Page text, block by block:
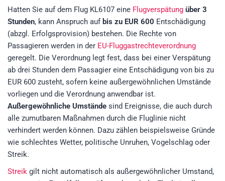
Hatten Sie auf dem Flug KL6107 eine Flugverspätung über 3
Stunden, kann Anspruch auf bis zu EUR 600 Entschädigung
(abzgl. Erfolgsprovision) bestehen. Die Rechte von
Passagieren werden in der EU-Fluggastrechteverordnung
geregelt. Die Verordnung legt fest, dass bei einer Verspätung
ab drei Stunden dem Passagier eine Entschädigung von bis zu
EUR 600 zusteht, sofern keine außergewöhnlichen Umstände
vorliegen und die Verordnung anwendbar ist.
Außergewöhnliche Umstände sind Ereignisse, die auch durch
alle zumutbaren Maßnahmen durch die Fluglinie nicht
verhindert werden können. Dazu zählen beispielsweise Gründe
wie schlechtes Wetter, politische Unruhen, Vogelschlag oder
Streik.
Streik gilt nicht automatisch als außergewöhnlicher Umstand,